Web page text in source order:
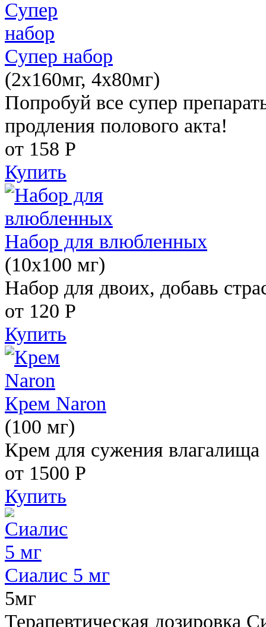
Супер набор
(2х160мг, 4х80мг)
Попробуй все супер
продления полового акта!
от 158 Р
Купить
Набор для влюбленных
(10х100 мг)
Набор для двоих, добавь
от 120 Р
Купить
Крем Naron
(100 мг)
Крем для сужения влагалища
от 1500 Р
Купить
Сиалис 5 мг
5мг
Терапевтическая дозировка